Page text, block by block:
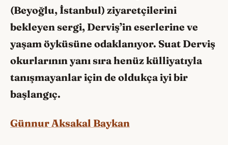
(Beyoğlu, İstanbul) ziyaretçilerini
bekleyen sergi, Derviş’in eserlerine ve
yaşam öyküsüne odaklanıyor. Suat Derviş
okurlarının yanı sıra henüz külliyatıyla
tanışmayanlar için de oldukça iyi bir
başlangıç.
Günnur Aksakal Baykan